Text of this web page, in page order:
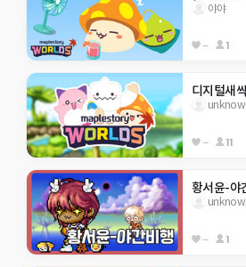
야야
-- 1
-- 11
황서윤-야
-- 1